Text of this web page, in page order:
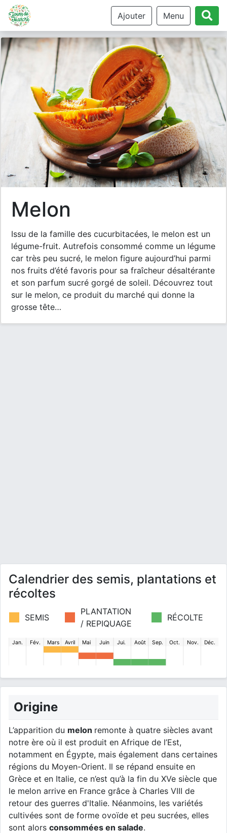
Ajouter Menu
melon
Issu de la famille des cucurbitacées, le melon est un
légume-fruit. Autrefois consommé comme un légume
car très peu sucré, le melon figure aujourd’hui parmi
nos fruits d’été favoris pour sa fraîcheur désaltérante
et son parfum sucré gorgé de soleil. Découvrez tout
sur le melon, ce produit du marché qui donne la
grosse tête…
Calendrier des semis, plantations et
récoltes
SEMIS
PLANTATION
/ REPIQUAGE
RÉCOLTE
Jan. Fév. Mars Avril Mai Juin Jui. Août Sep. Oct. Nov. Déc.
Origine
L’apparition du melon remonte à quatre siècles avant
notre ère où il est produit en Afrique de l’Est,
notamment en Égypte, mais également dans certaines
régions du Moyen-Orient. Il se répand ensuite en
Grèce et en Italie, ce n’est qu’à la fin du XVe siècle que
le melon arrive en France grâce à Charles VIII de
retour des guerres d'Italie. Néanmoins, les variétés
cultivées sont de forme ovoïde et peu sucrées, elles
sont alors consommées en salade.